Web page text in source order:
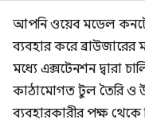
আপনি ওয়েব মডেল
ব্যবহার করে
মধ্যে এক্সটেনশন দ্বারা
কাঠামোগত টুল তৈরি ও
ব্যবহারকারীর পক্ষ